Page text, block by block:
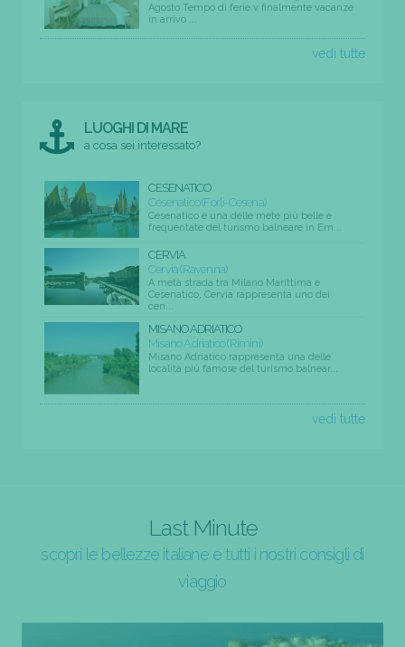
Agosto Tempo di ferie v finalmente vacanze
in arrivo ...
vedi tutte
LUOGHI DI MARE
a cosa sei interessato?
CESENATICO
Cesenatico (Forli-Cesena)
Cesenatico è una delle mete più belle e
frequentate del turismo balneare in Em...
CERVIA
Cervia (Ravenna)
A metà strada tra Milano Marittima e
Cesenatico, Cervia rappresenta uno dei
cen...
MISANO ADRIATICO
Misano Adriatico (Rimini)
Misano Adriatico rappresenta una delle
località più famose del turismo balnear...
vedi tutte
Last Minute
scopri le bellezze italiane e tutti i nostri consigli di
viaggio